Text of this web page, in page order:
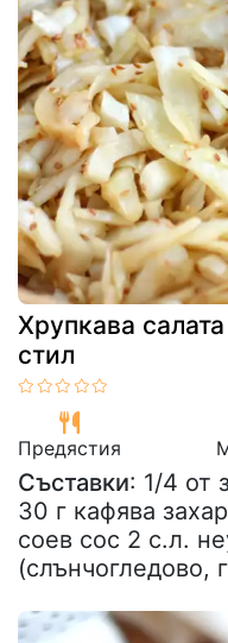
Хрупкава
стил
Предястия
Съставки: 1/4 от
30 г кафява
соев сос 2 с.л.
(слънчогледово,